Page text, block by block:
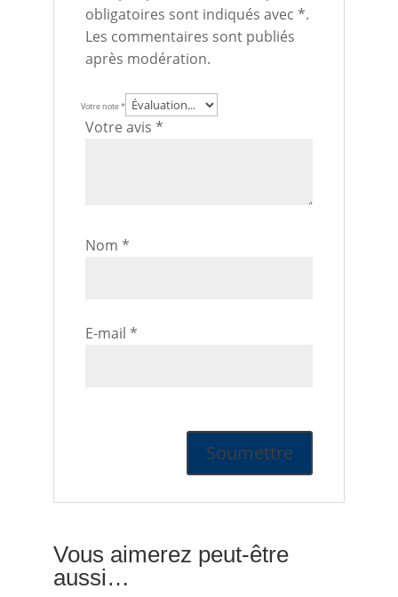
obligatoires sont indiqués avec *.
Les commentaires sont publiés
après modération.
Votre note*
Votre avis *
Nom *
E-mail *
Vous aimerez peut-être
aussi…